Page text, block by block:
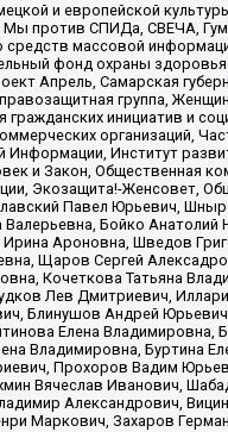
и европейской
против СПИДа, СВЕЧА,
массовой
фонд охраны
Апрель, Самарская
группа,
инициатив и
организаций,
Институт
и Закон, Общественная
Экозащита!-Женсовет,
Павел Юрьевич,
Бойко
Ароновна, Шведов
Щаров Сергей
Кочеткова Татьяна
Лев Дмитриевич,
Блинушов Андрей
Елена
Владимировна, Буртина
Прохоров Вадим
Вячеслав Иванович,
Александрович,
Маркович, Захаров